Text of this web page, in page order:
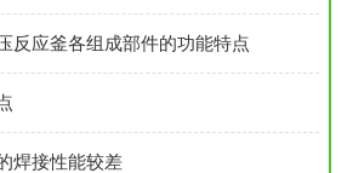
反应釜各组成部件的功能特点
焊接性能较差